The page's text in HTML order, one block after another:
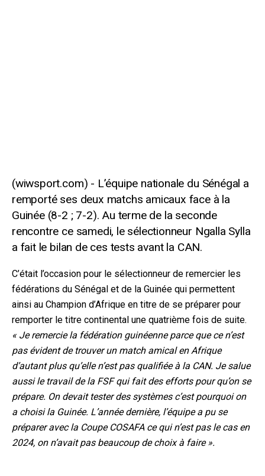
L’équipe nationale du Sénégal a
remporté ses deux matchs amicaux face à la
Guinée (8-2 ; 7-2). Au terme de la seconde
rencontre ce samedi, le sélectionneur Ngalla Sylla
a fait le bilan de ces tests avant la CAN.
C’était l’occasion pour le sélectionneur de remercier les
fédérations du Sénégal et de la Guinée qui permettent
ainsi au Champion d’Afrique en titre de se préparer pour
remporter le titre continental une quatrième fois de suite.
« Je remercie la fédération guinéenne parce que ce n’est
pas évident de trouver un match amical en Afrique
d’autant plus qu’elle n’est pas qualifiée à la CAN. Je salue
aussi le travail de la FSF qui fait des efforts pour qu’on se
prépare. On devait tester des systèmes c’est pourquoi on
a choisi la Guinée. L’année dernière, l’équipe a pu se
préparer avec la Coupe COSAFA ce qui n’est pas le cas en
2024, on n’avait pas beaucoup de choix à faire ».